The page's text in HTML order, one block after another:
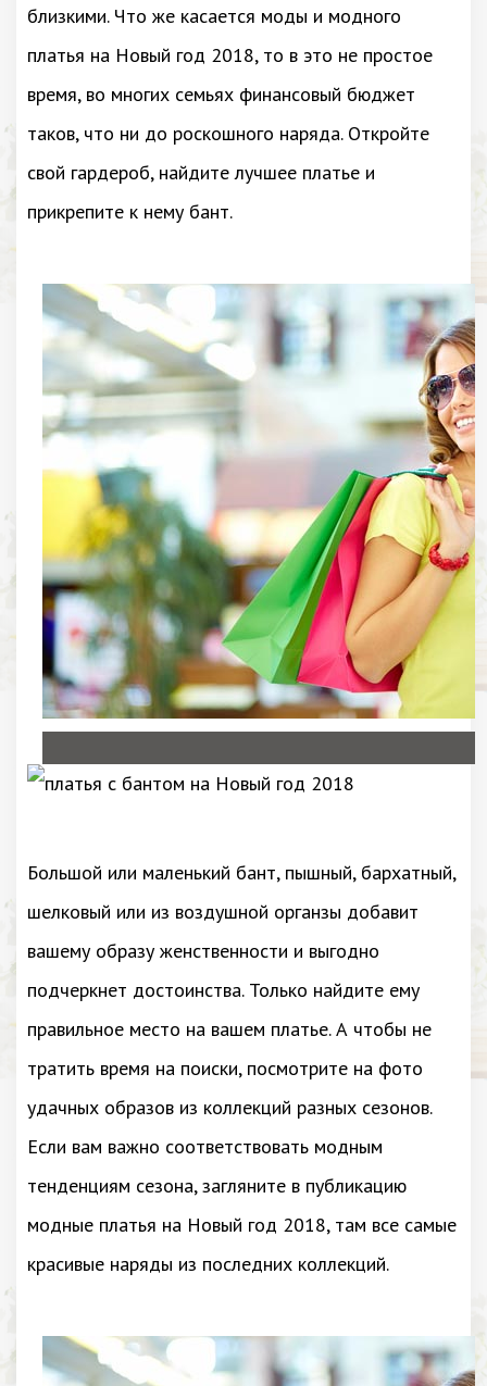
близкими. Что же касается моды и модного
платья на Новый год 2018, то в это не простое
время, во многих семьях финансовый бюджет
таков, что ни до роскошного наряда. Откройте
свой гардероб, найдите лучшее платье и
прикрепите к нему бант.
Большой или маленький бант, пышный, бархатный,
шелковый или из воздушной органзы добавит
вашему образу женственности и выгодно
подчеркнет достоинства. Только найдите ему
правильное место на вашем платье. А чтобы не
тратить время на поиски, посмотрите на фото
удачных образов из коллекций разных сезонов.
Если вам важно соответствовать модным
тенденциям сезона, загляните в публикацию
модные платья на Новый год 2018, там все самые
красивые наряды из последних коллекций.